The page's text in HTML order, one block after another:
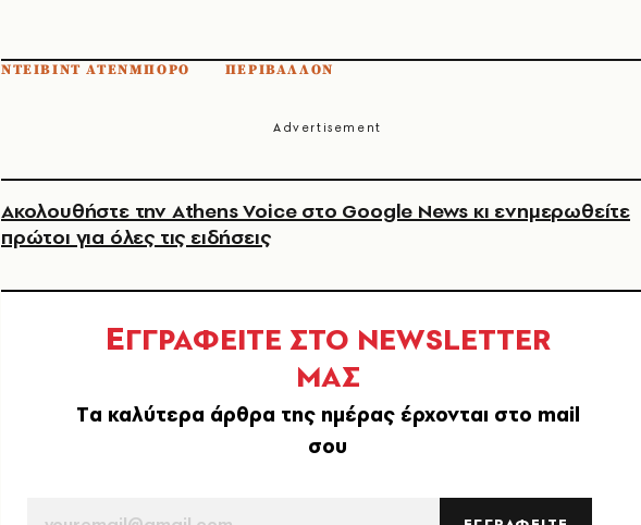
ΝΤΕΙΒΙΝΤ ΑΤΕΝΜΠΟΡΟ ΠΕΡΙΒΑΛΛΟΝ
Ακολουθήστε την Athens Voice στο Google News κι ενημερωθείτε
πρώτοι για όλες τις ειδήσεις
ΕΓΓΡΑΦΕΙΤΕ ΣΤΟ NEWSLETTER
ΜΑΣ
Tα καλύτερα άρθρα της ημέρας έρχονται στο mail
σου